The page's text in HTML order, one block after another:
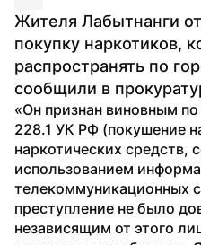
Жителя Лабытнанги
покупку наркотиков,
распространять по
сообщили в
«Он признан виновным по
228.1 УК РФ (покушение
наркотических средств,
использованием
телекоммуникационных
преступление не было
независящим от этого